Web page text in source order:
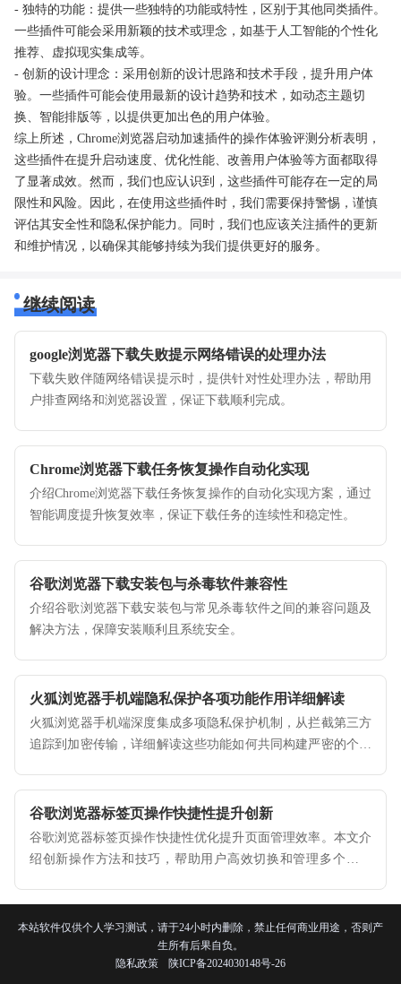
- 独特的功能：提供一些独特的功能或特性，区别于其他同类插件。
一些插件可能会采用新颖的技术或理念，如基于人工智能的个性化
推荐、虚拟现实集成等。
- 创新的设计理念：采用创新的设计思路和技术手段，提升用户体
验。一些插件可能会使用最新的设计趋势和技术，如动态主题切
换、智能排版等，以提供更加出色的用户体验。
综上所述，Chrome浏览器启动加速插件的操作体验评测分析表明，
这些插件在提升启动速度、优化性能、改善用户体验等方面都取得
了显著成效。然而，我们也应认识到，这些插件可能存在一定的局
限性和风险。因此，在使用这些插件时，我们需要保持警惕，谨慎
评估其安全性和隐私保护能力。同时，我们也应该关注插件的更新
和维护情况，以确保其能够持续为我们提供更好的服务。
继续阅读
google浏览器下载失败提示网络错误的处理办法
下载失败伴随网络错误提示时，提供针对性处理办法，帮助用
户排查网络和浏览器设置，保证下载顺利完成。
Chrome浏览器下载任务恢复操作自动化实现
介绍Chrome浏览器下载任务恢复操作的自动化实现方案，通过
智能调度提升恢复效率，保证下载任务的连续性和稳定性。
谷歌浏览器下载安装包与杀毒软件兼容性
介绍谷歌浏览器下载安装包与常见杀毒软件之间的兼容问题及
解决方法，保障安装顺利且系统安全。
火狐浏览器手机端隐私保护各项功能作用详细解读
火狐浏览器手机端深度集成多项隐私保护机制，从拦截第三方
追踪到加密传输，详细解读这些功能如何共同构建严密的个人
谷歌浏览器标签页操作快捷性提升创新
谷歌浏览器标签页操作快捷性优化提升页面管理效率。本文介
绍创新操作方法和技巧，帮助用户高效切换和管理多个标签
本站软件仅供个人学习测试，请于24小时内删除，禁止任何商业用途，否则产
生所有后果自负。
隐私政策
陕ICP备2024030148号-26